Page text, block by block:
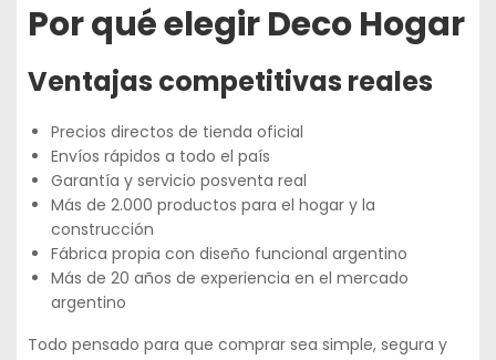
Por qué elegir Deco Hogar
Ventajas competitivas reales
Precios directos de tienda oficial
Envíos rápidos a todo el país
Garantía y servicio posventa real
Más de 2.000 productos para el hogar y la
construcción
Fábrica propia con diseño funcional argentino
Más de 20 años de experiencia en el mercado
argentino
Todo pensado para que comprar sea simple, segura y